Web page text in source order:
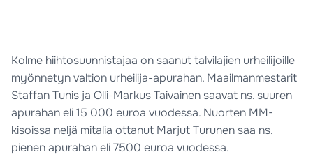
Kolme hiihtosuunnistajaa on saanut talvilajien urheilijoille
myönnetyn valtion urheilija-apurahan. Maailmanmestarit
Staffan Tunis ja Olli-Markus Taivainen saavat ns. suuren
apurahan eli 15 000 euroa vuodessa. Nuorten MM-
kisoissa neljä mitalia ottanut Marjut Turunen saa ns.
pienen apurahan eli 7500 euroa vuodessa.